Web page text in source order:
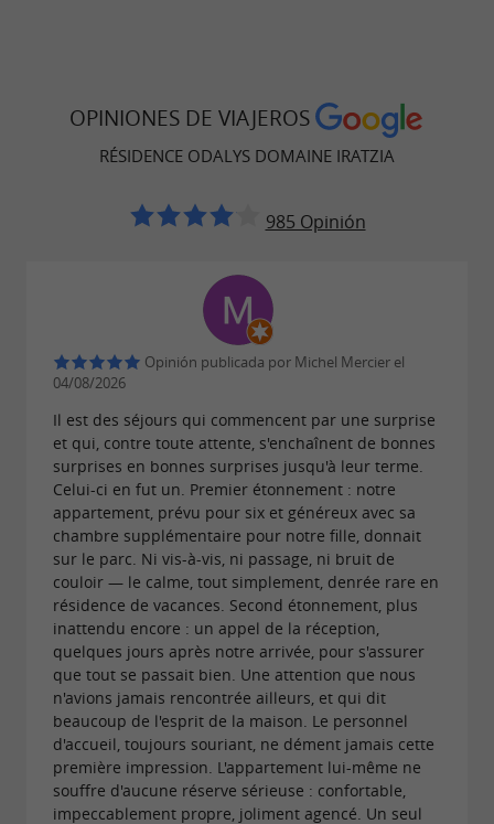
OPINIONES DE VIAJEROS
RÉSIDENCE ODALYS DOMAINE IRATZIA
985 Opinión
Opinión publicada por Michel Mercier el
04/08/2026
Il est des séjours qui commencent par une surprise
et qui, contre toute attente, s'enchaînent de bonnes
surprises en bonnes surprises jusqu'à leur terme.
Celui-ci en fut un. Premier étonnement : notre
appartement, prévu pour six et généreux avec sa
chambre supplémentaire pour notre fille, donnait
sur le parc. Ni vis-à-vis, ni passage, ni bruit de
couloir — le calme, tout simplement, denrée rare en
résidence de vacances. Second étonnement, plus
inattendu encore : un appel de la réception,
quelques jours après notre arrivée, pour s'assurer
que tout se passait bien. Une attention que nous
n'avions jamais rencontrée ailleurs, et qui dit
beaucoup de l'esprit de la maison. Le personnel
d'accueil, toujours souriant, ne dément jamais cette
première impression. L'appartement lui-même ne
souffre d'aucune réserve sérieuse : confortable,
impeccablement propre, joliment agencé. Un seul